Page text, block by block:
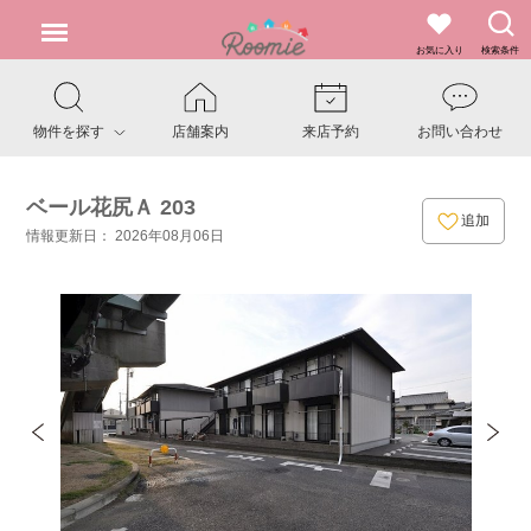
お気に入り 検索条件
物件を探す 店舗案内 来店予約 お問い合わせ
ベール花尻Ａ 203
情報更新日： 2026年08月06日
追加